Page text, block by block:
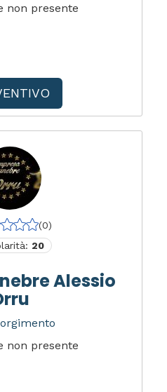
non presente
(0)
20
Alessio
non presente